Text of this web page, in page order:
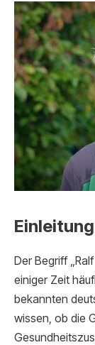
Einleitung
Der Begriff
einiger Zeit
bekannten
wissen, ob die